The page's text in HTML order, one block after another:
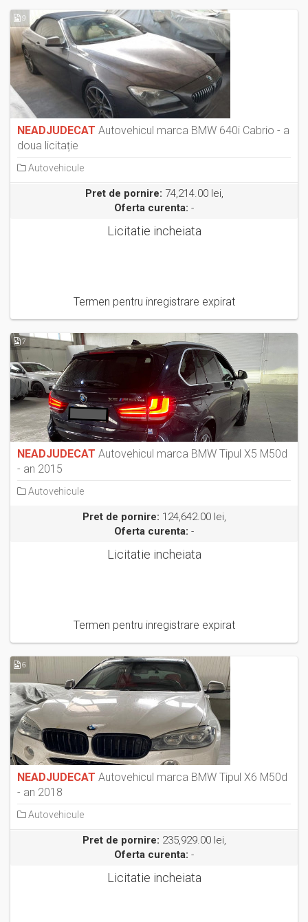
9
NEADJUDECAT Autovehicul marca BMW 640i Cabrio - a
doua licitație
Autovehicule
Pret de pornire: 74,214.00 lei,
Oferta curenta: -
Licitatie incheiata
Termen pentru inregistrare expirat
7
NEADJUDECAT Autovehicul marca BMW Tipul X5 M50d
- an 2015
Autovehicule
Pret de pornire: 124,642.00 lei,
Oferta curenta: -
Licitatie incheiata
Termen pentru inregistrare expirat
6
NEADJUDECAT Autovehicul marca BMW Tipul X6 M50d
- an 2018
Autovehicule
Pret de pornire: 235,929.00 lei,
Oferta curenta: -
Licitatie incheiata